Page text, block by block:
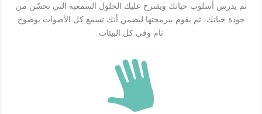
ثم يدرس أسلوب حياتك ويقترح عليك الحلول السمعية التي تحسّن من
جودة حياتك، ثم يقوم ببرمجتها ليضمن أنك تسمع كل الأصوات بوضوح
تام وفي كل البيئات
